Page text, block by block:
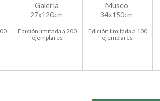
Galería
27x120cm
Edición limitada a 200
ejemplares
Museo
34x150cm
Edición limitada a 100
ejemplares